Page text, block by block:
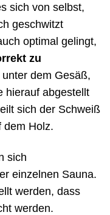
sich von selbst,
geschwitzt
optimal gelingt,
zu
dem Gesäß,
hierauf abgestellt
sich der Schweiß
dem Holz.
sich
einzelnen Sauna.
werden, dass
werden.